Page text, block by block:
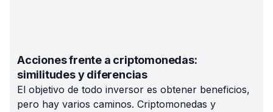
Acciones frente a criptomonedas:
similitudes y diferencias
El objetivo de todo inversor es obtener beneficios,
pero hay varios caminos. Criptomonedas y